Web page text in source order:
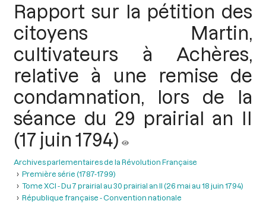
Rapport sur la pétition des
citoyens Martin,
cultivateurs à Achères,
relative à une remise de
condamnation, lors de la
séance du 29 prairial an II
(17 juin 1794)
Archives parlementaires de la Révolution Française
Première série (1787-1799)
Tome XCI - Du 7 prairial au 30 prairial an II (26 mai au 18 juin 1794)
République française - Convention nationale